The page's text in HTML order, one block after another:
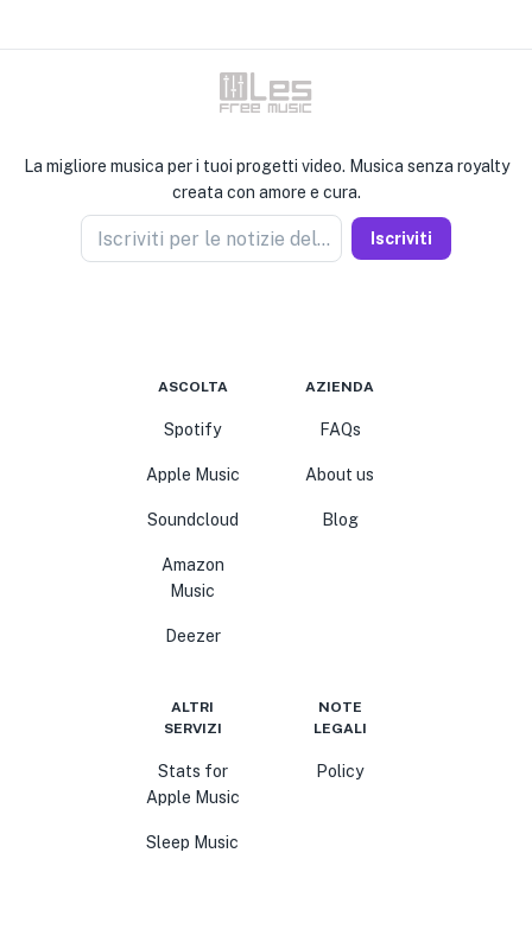
La migliore musica per i tuoi progetti video. Musica senza royalty
creata con amore e cura.
Iscriviti per le notizie del venditore Iscriviti
ASCOLTA
Spotify
Apple Music
Soundcloud
Amazon
Music
Deezer
AZIENDA
FAQs
About us
Blog
ALTRI
SERVIZI
Stats for
Apple Music
Sleep Music
NOTE
LEGALI
Policy